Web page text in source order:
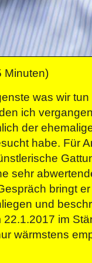
Minuten)
was wir tun
ich
der
habe. Für
sehr
bringt
und
im
wärmstens